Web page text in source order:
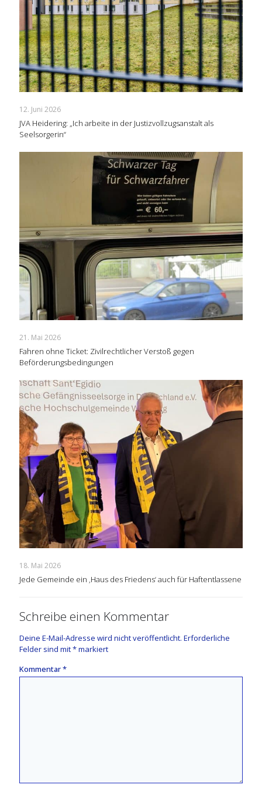
12. Juni 2026
JVA Heidering: „Ich arbeite in der Justizvollzugsanstalt als
Seelsorgerin“
21. Mai 2026
Fahren ohne Ticket: Zivilrechtlicher Verstoß gegen
Beförderungsbedingungen
18. Mai 2026
Jede Gemeinde ein ‚Haus des Friedens‘ auch für Haftentlassene
Schreibe einen Kommentar
Deine E-Mail-Adresse wird nicht veröffentlicht. Erforderliche
Felder sind mit*markiert
Kommentar*